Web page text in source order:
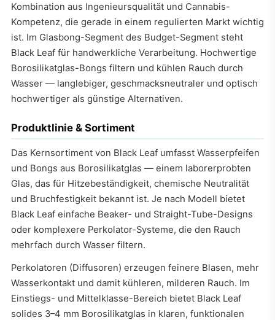
Kombination aus Ingenieursqualität und Cannabis-
Kompetenz, die gerade in einem regulierten Markt wichtig
ist. Im Glasbong-Segment des Budget-Segment steht
Black Leaf für handwerkliche Verarbeitung. Hochwertige
Borosilikatglas-Bongs filtern und kühlen Rauch durch
Wasser — langlebiger, geschmacksneutraler und optisch
hochwertiger als günstige Alternativen.
Produktlinie & Sortiment
Das Kernsortiment von Black Leaf umfasst Wasserpfeifen
und Bongs aus Borosilikatglas — einem laborerprobten
Glas, das für Hitzebeständigkeit, chemische Neutralität
und Bruchfestigkeit bekannt ist. Je nach Modell bietet
Black Leaf einfache Beaker- und Straight-Tube-Designs
oder komplexere Perkolator-Systeme, die den Rauch
mehrfach durch Wasser filtern.
Perkolatoren (Diffusoren) erzeugen feinere Blasen, mehr
Wasserkontakt und damit kühleren, milderen Rauch. Im
Einstiegs- und Mittelklasse-Bereich bietet Black Leaf
solides 3–4 mm Borosilikatglas in klaren, funktionalen